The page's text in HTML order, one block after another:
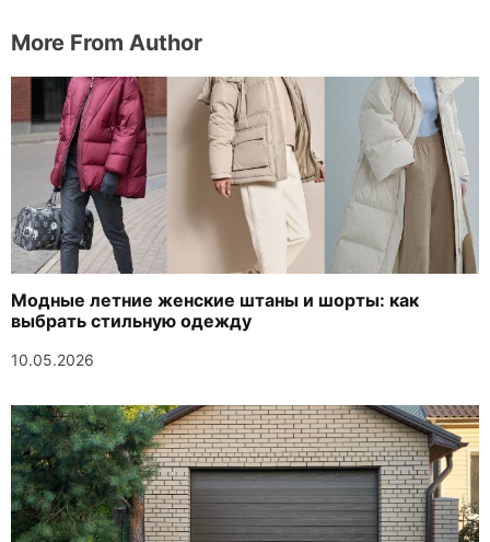
More From Author
Модные летние женские штаны и шорты: как
выбрать стильную одежду
10.05.2026